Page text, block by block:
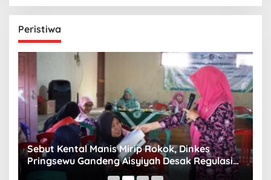
Peristiwa
Sebut Kental Manis Mirip Rokok, Dinkes
Pringsewu Gandeng Aisyiyah Desak Regulasi
Gizi Anak